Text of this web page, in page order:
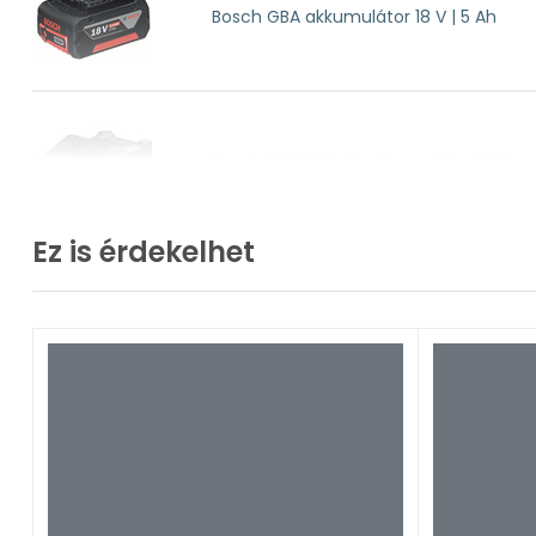
Maximális furatátmérő, fa: 35 mm
Max. furatátmérő, acél: 13 mm
Bosch GBA akkumulátor 18 V | 5 Ah
Bosch GDX 180 LI akkus
Ez is érdekelhet